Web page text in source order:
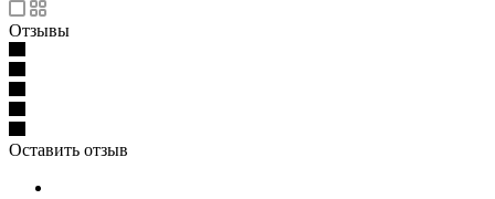
Отзывы
Оставить отзыв